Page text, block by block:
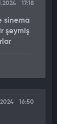
17:18
sinema
şeymiş
16:50